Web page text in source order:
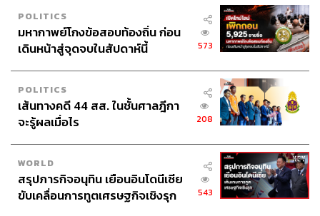
POLITICS
มหากาพย์โกงข้อสอบท้องถิ่น ก่อน
เดินหน้าสู่จุดจบในสัปดาห์นี้
573
POLITICS
เส้นทางคดี 44 สส. ในชั้นศาลฎีกา
จะรู้ผลเมื่อไร
208
WORLD
สรุปภารกิจอนุทิน เยือนอินโดนีเซีย
ขับเคลื่อนการทูตเศรษฐกิจเชิงรุก
543